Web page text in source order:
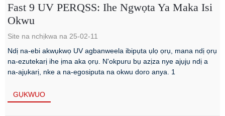
Fast 9 UV PERQSS: Ihe Ngwọta Ya Maka Isi
Okwu
Site na nchịkwa na 25-02-11
Ndị na-ebi akwụkwọ UV agbanweela ibipụta ụlọ ọrụ, mana ndị ọrụ
na-ezutekarị ihe ịma aka ọrụ. N'okpuru bụ azịza nye ajụjụ ndị a
na-ajụkarị, nke a na-egosiputa na okwu doro anya. 1
GỤKWUO